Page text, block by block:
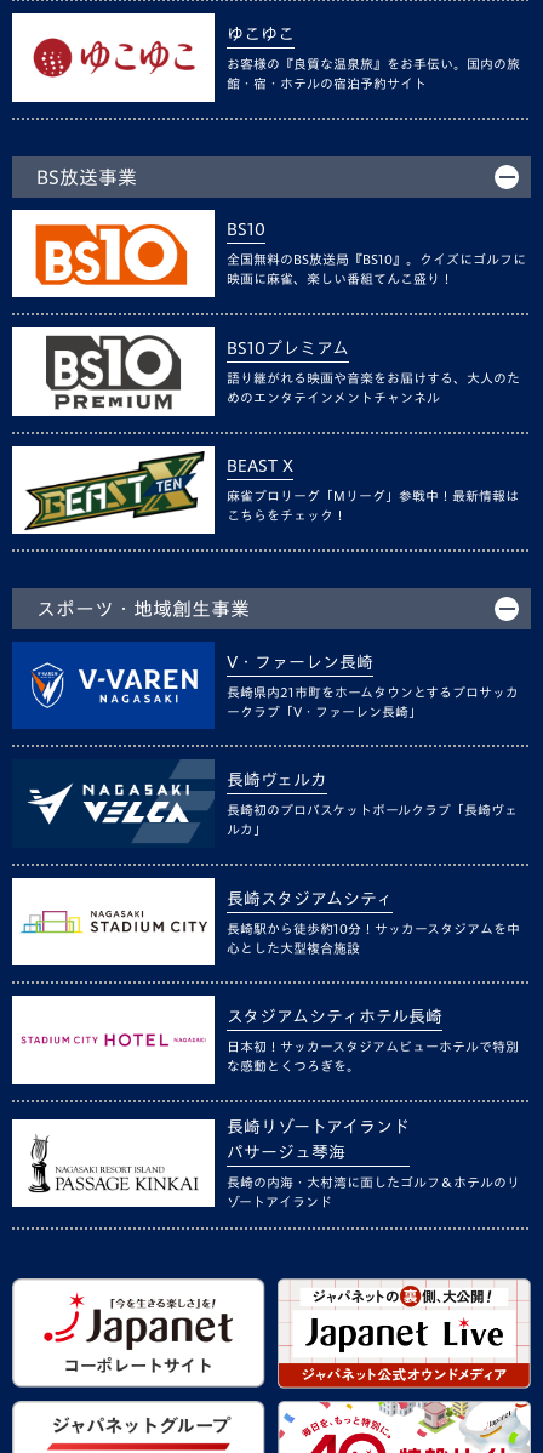
ゆこゆこ
お客様の『良質な温泉旅』をお手伝い。国内の旅
館・宿・ホテルの宿泊予約サイト
BS放送事業
BS10
全国無料のBS放送局『BS10』。クイズにゴルフに
映画に麻雀、楽しい番組てんこ盛り！
BS10プレミアム
語り継がれる映画や音楽をお届けする、大人のた
めのエンタテインメントチャンネル
BEAST X
麻雀プロリーグ「Mリーグ」参戦中！最新情報は
こちらをチェック！
スポーツ・地域創生事業
V・ファーレン長崎
長崎県内21市町をホームタウンとするプロサッカ
ークラブ「V・ファーレン長崎」
長崎ヴェルカ
長崎初のプロバスケットボールクラブ「長崎ヴェ
ルカ」
長崎スタジアムシティ
長崎駅から徒歩約10分！サッカースタジアムを中
心とした大型複合施設
スタジアムシティホテル長崎
日本初！サッカースタジアムビューホテルで特別
な感動とくつろぎを。
長崎リゾートアイランド
パサージュ琴海
長崎の内海・大村湾に面したゴルフ＆ホテルのリ
ゾートアイランド